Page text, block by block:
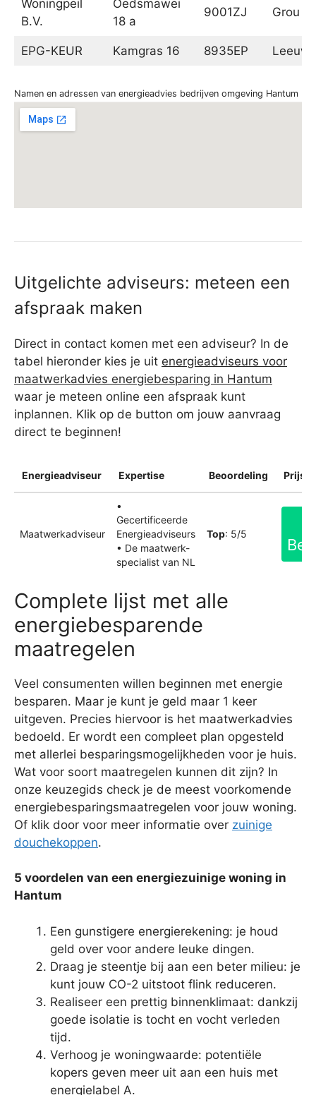
Woningpeil
B.V.
Oedsmawei
18 a
9001ZJ Grou
EPG-KEUR Kamgras 16 8935EP
Namen en adressen van energieadvies bedrijven omgeving Hantum
Uitgelichte adviseurs: meteen een
afspraak maken
Direct in contact komen met een adviseur? In de
tabel hieronder kies je uit energieadviseurs voor
maatwerkadvies energiebesparing in Hantum
waar je meteen online een afspraak kunt
inplannen. Klik op de button om jouw aanvraag
direct te beginnen!
Energieadviseur Expertise Beoordeling
Maatwerkadviseur
•
Gecertificeerde
Energieadviseurs
• De maatwerk-
specialist van NL
Top: 5/5
Complete lijst met alle
energiebesparende
maatregelen
Veel consumenten willen beginnen met energie
besparen. Maar je kunt je geld maar 1 keer
uitgeven. Precies hiervoor is het maatwerkadvies
bedoeld. Er wordt een compleet plan opgesteld
met allerlei besparingsmogelijkheden voor je huis.
Wat voor soort maatregelen kunnen dit zijn? In
onze keuzegids check je de meest voorkomende
energiebesparingsmaatregelen voor jouw woning.
Of klik door voor meer informatie over zuinige
douchekoppen.
5 voordelen van een energiezuinige woning in
Hantum
Een gunstigere energierekening: je houd
geld over voor andere leuke dingen.
Draag je steentje bij aan een beter milieu: je
kunt jouw CO-2 uitstoot flink reduceren.
Realiseer een prettig binnenklimaat: dankzij
goede isolatie is tocht en vocht verleden
tijd.
Verhoog je woningwaarde: potentiële
kopers geven meer uit aan een huis met
energielabel A.